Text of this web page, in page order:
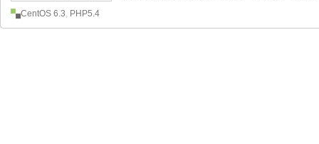
CentOS 6.3, PHP5.4